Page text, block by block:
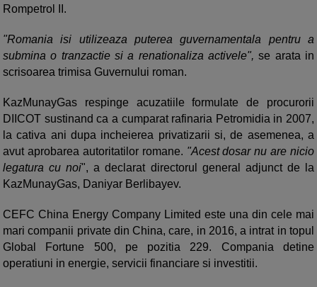
Rompetrol II.
"Romania isi utilizeaza puterea guvernamentala pentru a
submina o tranzactie si a renationaliza activele", se arata in
scrisoarea trimisa Guvernului roman.
KazMunayGas respinge acuzatiile formulate de procurorii
DIICOT sustinand ca a cumparat rafinaria Petromidia in 2007,
la cativa ani dupa incheierea privatizarii si, de asemenea, a
avut aprobarea autoritatilor romane. "Acest dosar nu are nicio
legatura cu noi", a declarat directorul general adjunct de la
KazMunayGas, Daniyar Berlibayev.
CEFC China Energy Company Limited este una din cele mai
mari companii private din China, care, in 2016, a intrat in topul
Global Fortune 500, pe pozitia 229. Compania detine
operatiuni in energie, servicii financiare si investitii.